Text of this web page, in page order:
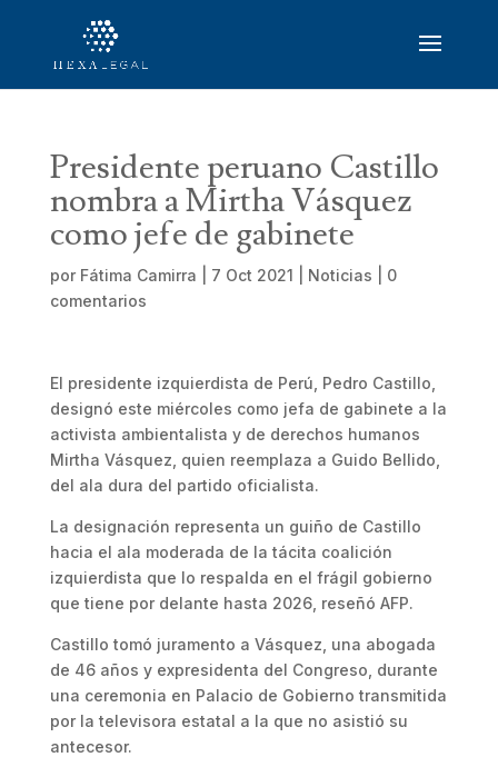
Presidente peruano Castillo
nombra a Mirtha Vásquez
como jefe de gabinete
por Fátima Camirra 7 Oct 2021 Noticias
0
comentarios
El presidente izquierdista de Perú, Pedro Castillo,
designó este miércoles como jefa de gabinete a la
activista ambientalista y de derechos humanos
Mirtha Vásquez, quien reemplaza a Guido Bellido,
del ala dura del partido oficialista.
La designación representa un guiño de Castillo
hacia el ala moderada de la tácita coalición
izquierdista que lo respalda en el frágil gobierno
que tiene por delante hasta 2026, reseñó AFP.
Castillo tomó juramento a Vásquez, una abogada
de 46 años y expresidenta del Congreso, durante
una ceremonia en Palacio de Gobierno transmitida
por la televisora estatal a la que no asistió su
antecesor.